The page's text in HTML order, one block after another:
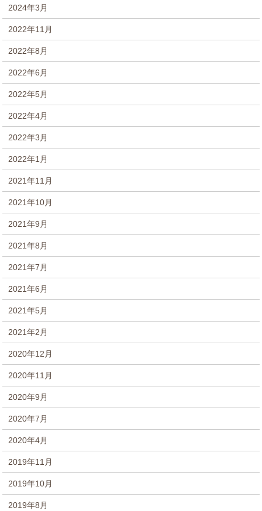
2024年3月
2022年11月
2022年8月
2022年6月
2022年5月
2022年4月
2022年3月
2022年1月
2021年11月
2021年10月
2021年9月
2021年8月
2021年7月
2021年6月
2021年5月
2021年2月
2020年12月
2020年11月
2020年9月
2020年7月
2020年4月
2019年11月
2019年10月
2019年8月